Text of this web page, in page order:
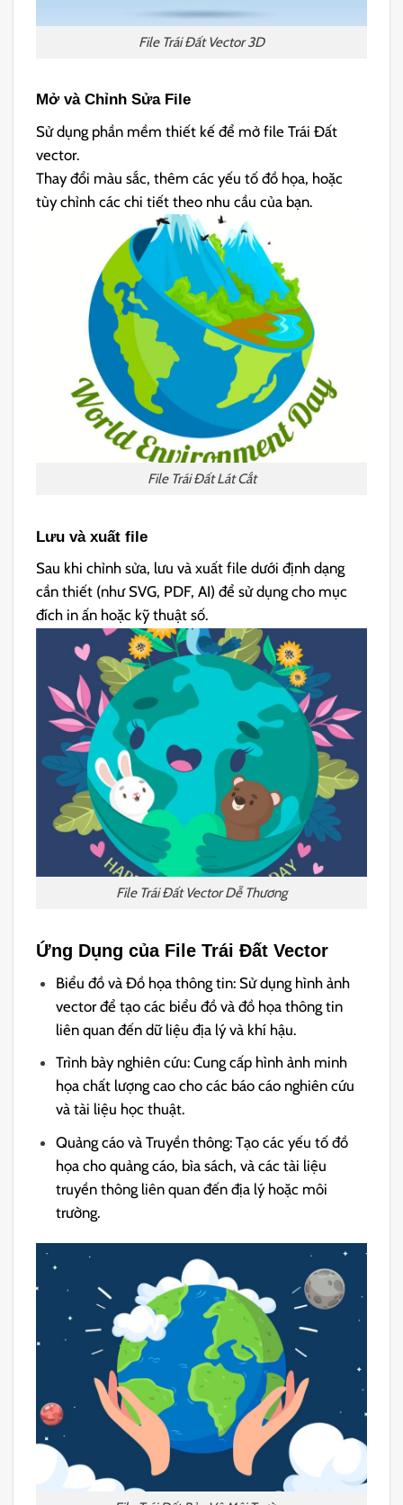
File Trái Đất Vector 3D
Mở và Chỉnh Sửa File
Sử dụng phần mềm thiết kế để mở file Trái Đất
vector.
Thay đổi màu sắc, thêm các yếu tố đồ họa, hoặc
tùy chỉnh các chi tiết theo nhu cầu của bạn.
File Trái Đất Lát Cắt
Lưu và xuất file
Sau khi chỉnh sửa, lưu và xuất file dưới định dạng
cần thiết (như SVG, PDF, AI) để sử dụng cho mục
đích in ấn hoặc kỹ thuật số.
File Trái Đất Vector Dễ Thương
Ứng Dụng của File Trái Đất Vector
Biểu đồ và Đồ họa thông tin: Sử dụng hình ảnh
vector để tạo các biểu đồ và đồ họa thông tin
liên quan đến dữ liệu địa lý và khí hậu.
Trình bày nghiên cứu: Cung cấp hình ảnh minh
họa chất lượng cao cho các báo cáo nghiên cứu
và tài liệu học thuật.
Quảng cáo và Truyền thông: Tạo các yếu tố đồ
họa cho quảng cáo, bìa sách, và các tài liệu
truyền thông liên quan đến địa lý hoặc môi
trường.